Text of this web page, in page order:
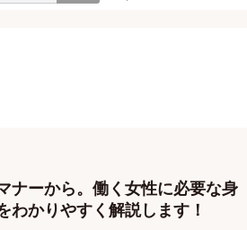
ナーから。働く女性に必要な身
わかりやすく解説します！